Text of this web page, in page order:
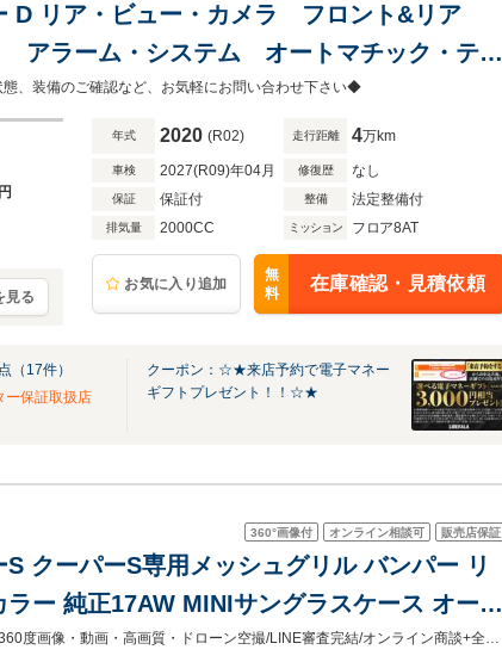
D リア・ビュー・カメラ フロント&リア
アラーム・システム オートマチック・テー
動フロント・シート アクティブ・クルー
、装備のご確認など、お気軽にお問い合わせ下さい◆
見る
年式 2020 (R02) 走行距離 4万km
車検 2027(R09)年04月 修復歴 なし
保証 保証付 整備 法定整備付
排気量 2000CC ミッション フロア8AT
お気に入り追加
無
料
在庫確認・見積依頼
点（ 17件）
ー保証取扱店
クーポン：☆★来店予約で電子マネー
ギフトプレゼント！！☆★
360°画像付 オンライン相談可 販売店保証
クーパーS専用メッシュグリル バンパー リ
ー 純正17AW MINIサングラスケース オート
認定車・第三者検査済|無修復歴車・画像80枚・360度画像・動画・高画質・ドローン空撮/LINE審査完結/オンライン商談+全国対応|OBD2診断|クオリティチェック済/割安でチョウドイイ車/